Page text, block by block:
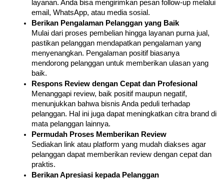
layanan. Anda bisa mengirimkan pesan follow-up melalui
email, WhatsApp, atau media sosial.
Berikan Pengalaman Pelanggan yang Baik
Mulai dari proses pembelian hingga layanan purna jual,
pastikan pelanggan mendapatkan pengalaman yang
menyenangkan. Pengalaman positif biasanya
mendorong pelanggan untuk memberikan ulasan yang
baik.
Respons Review dengan Cepat dan Profesional
Menanggapi review, baik positif maupun negatif,
menunjukkan bahwa bisnis Anda peduli terhadap
pelanggan. Hal ini juga dapat meningkatkan citra brand di
mata pelanggan lainnya.
Permudah Proses Memberikan Review
Sediakan link atau platform yang mudah diakses agar
pelanggan dapat memberikan review dengan cepat dan
praktis.
Berikan Apresiasi kepada Pelanggan